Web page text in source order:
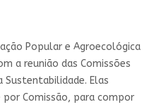
Popular e Agroecológica
a reunião das Comissões
Sustentabilidade. Elas
Comissão, para compor